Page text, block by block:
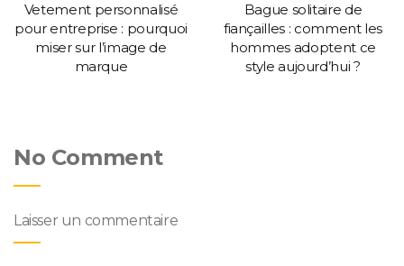
Vetement personnalisé
pour entreprise : pourquoi
miser sur l’image de
marque
Bague solitaire de
fiançailles : comment les
hommes adoptent ce
style aujourd’hui ?
No Comment
Laisser un commentaire